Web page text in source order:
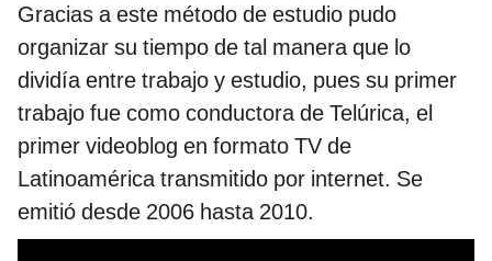
Gracias a este método de estudio pudo
organizar su tiempo de tal manera que lo
dividía entre trabajo y estudio, pues su primer
trabajo fue como conductora de Telúrica, el
primer videoblog en formato TV de
Latinoamérica transmitido por internet. Se
emitió desde 2006 hasta 2010.